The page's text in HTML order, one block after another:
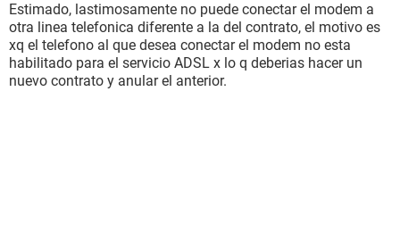
Estimado, lastimosamente no puede conectar el modem a
otra linea telefonica diferente a la del contrato, el motivo es
xq el telefono al que desea conectar el modem no esta
habilitado para el servicio ADSL x lo q deberias hacer un
nuevo contrato y anular el anterior.